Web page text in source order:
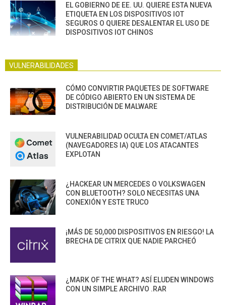
EL GOBIERNO DE EE. UU. QUIERE ESTA NUEVA
ETIQUETA EN LOS DISPOSITIVOS IOT
SEGUROS O QUIERE DESALENTAR EL USO DE
DISPOSITIVOS IOT CHINOS
VULNERABILIDADES
CÓMO CONVIRTIR PAQUETES DE SOFTWARE
DE CÓDIGO ABIERTO EN UN SISTEMA DE
DISTRIBUCIÓN DE MALWARE
VULNERABILIDAD OCULTA EN COMET/ATLAS
(NAVEGADORES IA) QUE LOS ATACANTES
EXPLOTAN
¿HACKEAR UN MERCEDES O VOLKSWAGEN
CON BLUETOOTH? SOLO NECESITAS UNA
CONEXIÓN Y ESTE TRUCO
¡MÁS DE 50,000 DISPOSITIVOS EN RIESGO! LA
BRECHA DE CITRIX QUE NADIE PARCHEÓ
¿MARK OF THE WHAT? ASÍ ELUDEN WINDOWS
CON UN SIMPLE ARCHIVO .RAR